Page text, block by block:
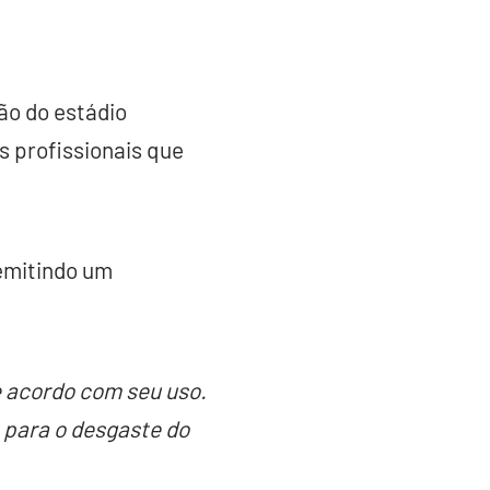
do estádio
profissionais que
um
com seu uso.
o desgaste do